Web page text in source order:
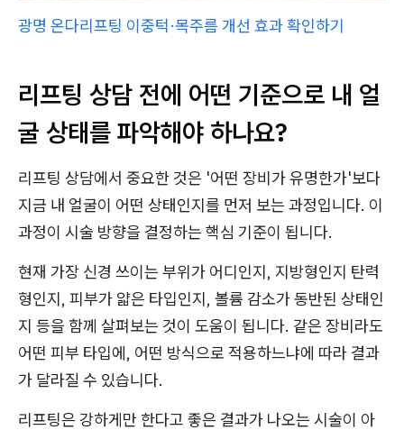
광명 온다리프팅 이중턱·목주름 개선 효과 확인하기
리프팅 상담 전에 어떤 기준으로 내 얼
굴 상태를 파악해야 하나요?
리프팅 상담에서 중요한 것은 '어떤 장비가 유명한가'보다
지금 내 얼굴이 어떤 상태인지를 먼저 보는 과정입니다. 이
과정이 시술 방향을 결정하는 핵심 기준이 됩니다.
현재 가장 신경 쓰이는 부위가 어디인지, 지방형인지 탄력
형인지, 피부가 얇은 타입인지, 볼륨 감소가 동반된 상태인
지 등을 함께 살펴보는 것이 도움이 됩니다. 같은 장비라도
어떤 피부 타입에, 어떤 방식으로 적용하느냐에 따라 결과
가 달라질 수 있습니다.
리프팅은 강하게만 한다고 좋은 결과가 나오는 시술이 아